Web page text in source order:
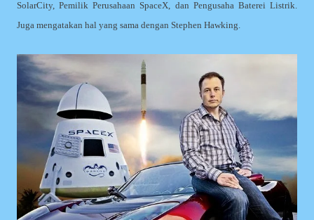
SolarCity, Pemilik Perusahaan SpaceX, dan Pengusaha Baterei Listrik.
Juga mengatakan hal yang sama dengan Stephen Hawking.